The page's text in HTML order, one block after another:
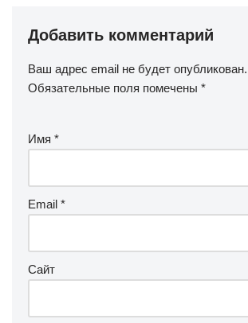
Добавить комментарий
Ваш адрес email не будет опубликован.
Обязательные поля помечены *
Имя *
Email *
Сайт